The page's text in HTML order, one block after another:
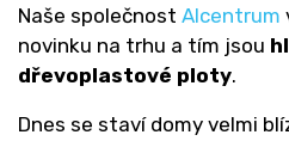
Naše společnost Alcentrum
novinku na trhu a tím jsou
dřevoplastové ploty.
Dnes se staví domy velmi